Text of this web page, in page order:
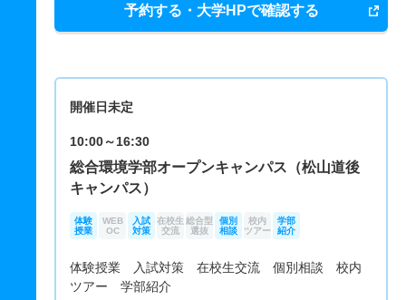
予約する・大学HPで確認する
開催日未定
10:00～16:30
総合環境学部オープンキャンパス（松山道後
キャンパス）
体験
授業
WEB
OC
入試
対策
在校生
交流
総合型
選抜
個別
相談
校内
ツアー
学部
紹介
体験授業 入試対策 在校生交流 個別相談 校内
ツアー 学部紹介